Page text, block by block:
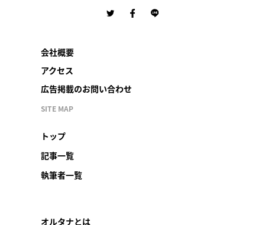
会社概要
アクセス
広告掲載のお問い合わせ
SITE MAP
トップ
記事一覧
執筆者一覧
オルタナとは